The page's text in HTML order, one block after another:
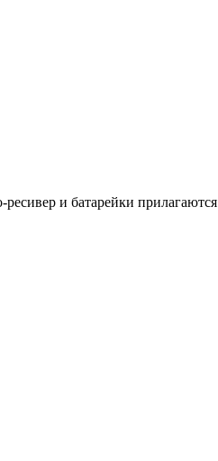
и батарейки прилагаются